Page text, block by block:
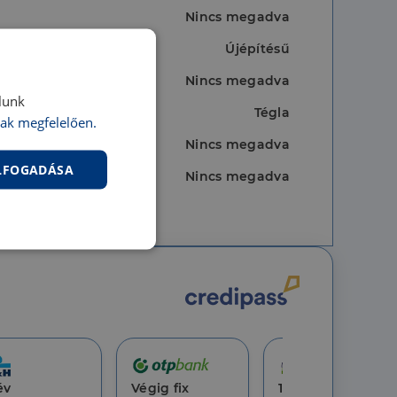
Nincs megadva
Újépítésű
Nincs megadva
Tégla
Nincs megadva
Nincs megadva
Végig fix 10 év
megfelelően.